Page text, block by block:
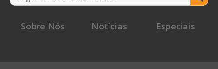
Sobre Nós
Notícias Especiais